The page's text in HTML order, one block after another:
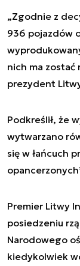
„Zgodnie z
936 pojazdów
nich ma zostać
prezydent
Podkreślił, że
wytwarzano
się w łańcuch
Premier Litwy
posiedzeniu
Narodowego
kiedykolwiek